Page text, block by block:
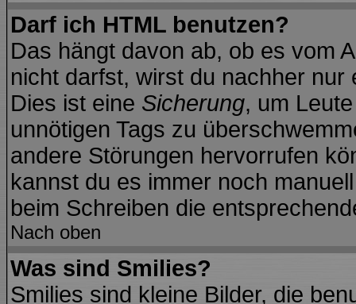
Darf ich HTML benutzen?
Das hängt davon ab, ob es vom
nicht darfst, wirst du nachher
Dies ist eine Sicherung, um
unnötigen Tags zu
andere Störungen hervorrufen
kannst du es immer noch
beim Schreiben die
Nach oben
Was sind Smilies?
Smilies sind kleine Bilder, die